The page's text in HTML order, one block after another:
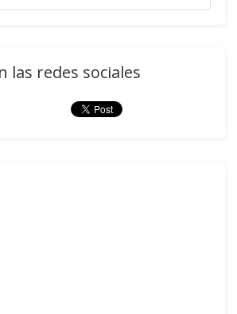
las redes sociales